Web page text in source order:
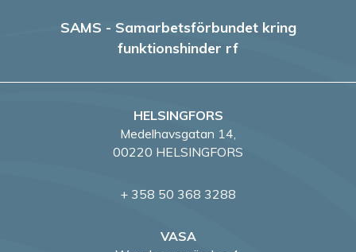
SAMS - Samarbetsförbundet kring
funktionshinder rf
HELSINGFORS
Medelhavsgatan 14,
00220 HELSINGFORS
+ 358 50 368 3288
VASA